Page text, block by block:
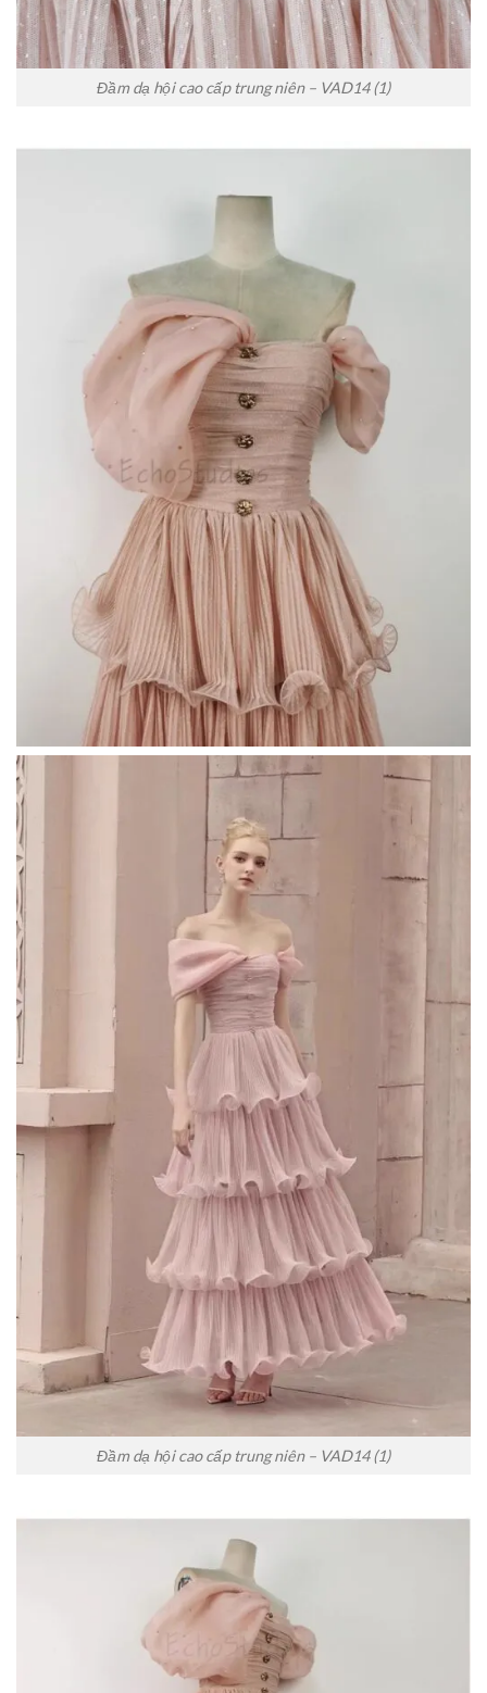
Đầm dạ hội cao cấp trung niên – VAD14 (1)
Đầm dạ hội cao cấp trung niên – VAD14 (1)